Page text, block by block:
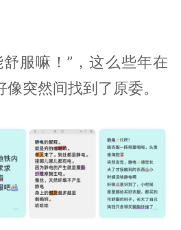
服嘛！”，这么些年在
突然间找到了原委。